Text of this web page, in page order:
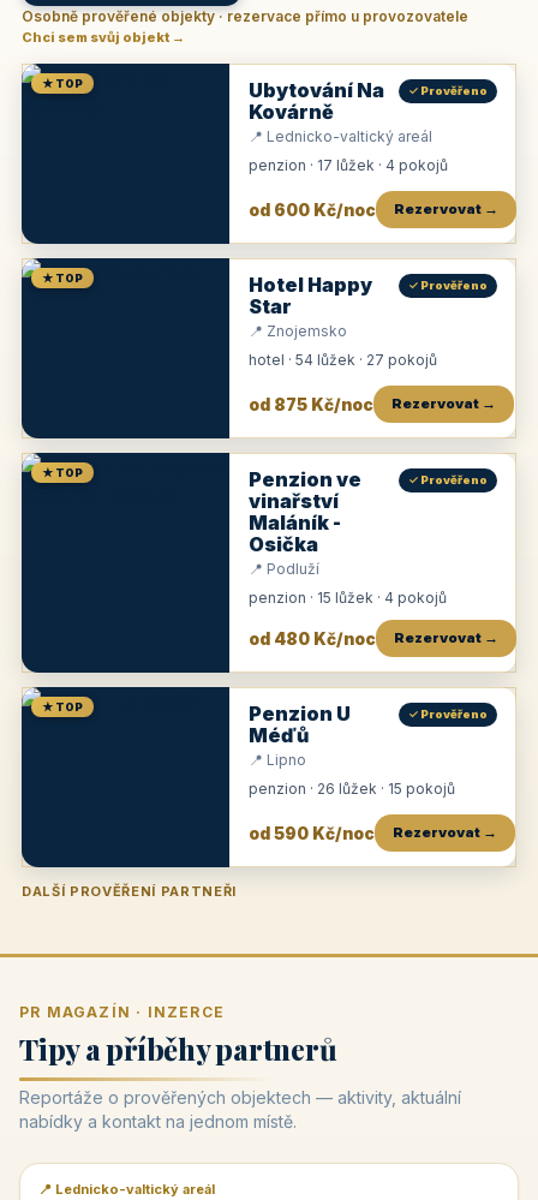
Osobně prověřené objekty · rezervace přímo u provozovatele
Chci sem svůj objekt →
★ TOP
Ubytování Na
Kovárně
✓ Prověřeno
📍 Lednicko-valtický areál
penzion · 17 lůžek · 4 pokojů
od 600 Kč/noc Rezervovat →
★ TOP
Hotel Happy
Star
✓ Prověřeno
📍 Znojemsko
hotel · 54 lůžek · 27 pokojů
od 875 Kč/noc Rezervovat →
★ TOP
Penzion ve
vinařství
Maláník -
Osička
✓ Prověřeno
📍 Podluží
penzion · 15 lůžek · 4 pokojů
od 480 Kč/noc Rezervovat →
★ TOP
Penzion U
Méďů
✓ Prověřeno
📍 Lipno
penzion · 26 lůžek · 15 pokojů
od 590 Kč/noc Rezervovat →
DALŠÍ PROVĚŘENÍ PARTNEŘI
Penzion U Zámku Pension Faber
PR MAGAZÍN · INZERCE
Tipy a příběhy partnerů
Reportáže o prověřených objektech — aktivity, aktuální
nabídky a kontakt na jednom místě.
📰 PR článek
📍 Lednicko-valtický areál